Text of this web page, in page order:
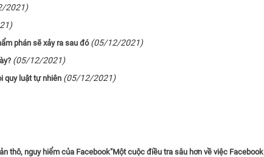
2021)
phán sẽ xảy ra sau đó (05/12/2021)
(05/12/2021)
quy luật tự nhiên (05/12/2021)
thô, nguy hiểm của Facebook"Một cuộc điều tra sâu hơn về việc Facebook